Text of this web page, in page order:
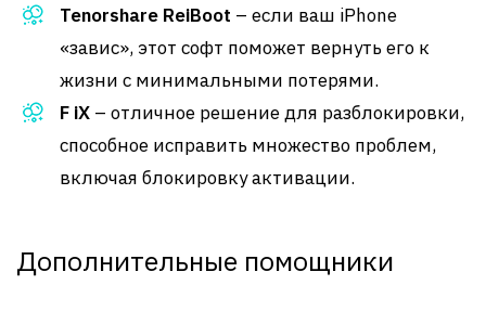
Tenorshare ReiBoot – если ваш iPhone
«завис», этот софт поможет вернуть его к
жизни с минимальными потерями.
F iX – отличное решение для разблокировки,
способное исправить множество проблем,
включая блокировку активации.
Дополнительные помощники